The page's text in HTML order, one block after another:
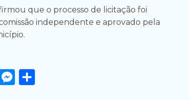
que o processo de licitação foi
independente e aprovado pela
Messenger